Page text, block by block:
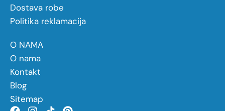
Dostava robe
Politika reklamacija
O NAMA
O nama
Kontakt
Blog
Sitemap